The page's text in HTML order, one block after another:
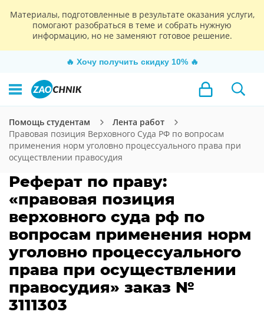
Материалы, подготовленные в результате оказания услуги,
помогают разобраться в теме и собрать нужную
информацию, но не заменяют готовое решение.
🔥 Хочу получить скидку 10% 🔥
Помощь студентам
Лента работ
Правовая позиция Верховного Суда РФ по вопросам
применения норм уголовно процессуального права при
осуществлении правосудия
Реферат по праву:
«правовая позиция
верховного суда рф по
вопросам применения норм
уголовно процессуального
права при осуществлении
правосудия» заказ №
3111303